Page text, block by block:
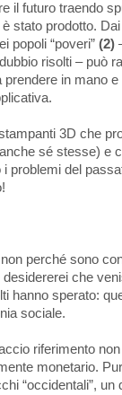
il futuro traendo
stato prodotto.
popoli “poveri” (2)
risolti – può
prendere in mano
3D che
sé stesse) e
i problemi del
perché sono
che
hanno sperato:
sociale.
riferimento
monetario.
“occidentali”, un